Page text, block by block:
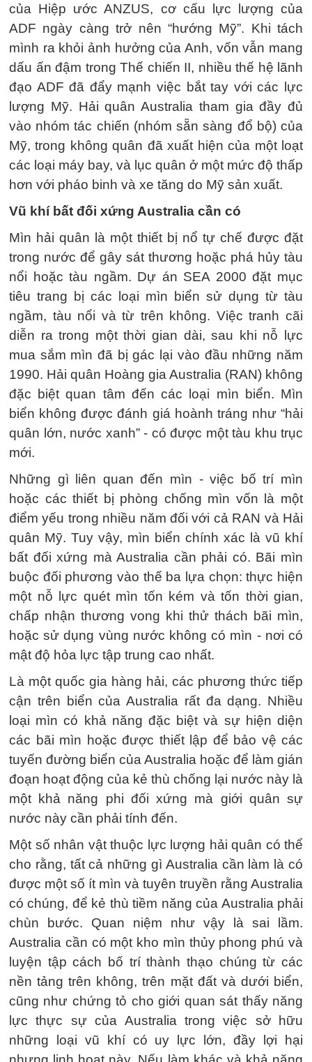
của Hiệp ước ANZUS, cơ cấu lực lượng của
ADF ngày càng trở nên “hướng Mỹ”. Khi tách
mình ra khỏi ảnh hưởng của Anh, vốn vẫn mang
dấu ấn đậm trong Thế chiến II, nhiều thế hệ lãnh
đạo ADF đã đẩy mạnh việc bắt tay với các lực
lượng Mỹ. Hải quân Australia tham gia đầy đủ
vào nhóm tác chiến (nhóm sẵn sàng đổ bộ) của
Mỹ, trong không quân đã xuất hiện của một loạt
các loại máy bay, và lục quân ở một mức độ thấp
hơn với pháo binh và xe tăng do Mỹ sản xuất.
Vũ khí bất đối xứng Australia cần có
Mìn hải quân là một thiết bị nổ tự chế được đặt
trong nước để gây sát thương hoặc phá hủy tàu
nổi hoặc tàu ngầm. Dự án SEA 2000 đặt mục
tiêu trang bị các loại mìn biển sử dụng từ tàu
ngầm, tàu nổi và từ trên không. Việc tranh cãi
diễn ra trong một thời gian dài, sau khi nỗ lực
mua sắm mìn đã bị gác lại vào đầu những năm
1990. Hải quân Hoàng gia Australia (RAN) không
đặc biệt quan tâm đến các loại mìn biển. Mìn
biển không được đánh giá hoành tráng như “hải
quân lớn, nước xanh” - có được một tàu khu trục
mới.
Những gì liên quan đến mìn - việc bố trí mìn
hoặc các thiết bị phòng chống mìn vốn là một
điểm yếu trong nhiều năm đối với cả RAN và Hải
quân Mỹ. Tuy vậy, mìn biển chính xác là vũ khí
bất đối xứng mà Australia cần phải có. Bãi mìn
buộc đối phương vào thế ba lựa chọn: thực hiện
một nỗ lực quét mìn tốn kém và tốn thời gian,
chấp nhận thương vong khi thử thách bãi mìn,
hoặc sử dụng vùng nước không có mìn - nơi có
mật độ hỏa lực tập trung cao nhất.
Là một quốc gia hàng hải, các phương thức tiếp
cận trên biển của Australia rất đa dạng. Nhiều
loại mìn có khả năng đặc biệt và sự hiện diện
các bãi mìn hoặc được thiết lập để bảo vệ các
tuyến đường biển của Australia hoặc để làm gián
đoạn hoạt động của kẻ thù chống lại nước này là
một khả năng phi đối xứng mà giới quân sự
nước này cần phải tính đến.
Một số nhân vật thuộc lực lượng hải quân có thể
cho rằng, tất cả những gì Australia cần làm là có
được một số ít mìn và tuyên truyền rằng Australia
có chúng, để kẻ thù tiềm năng của Australia phải
chùn bước. Quan niệm như vậy là sai lầm.
Australia cần có một kho mìn thủy phong phú và
luyện tập cách bố trí thành thạo chúng từ các
nền tảng trên không, trên mặt đất và dưới biển,
cũng như chứng tỏ cho giới quan sát thấy năng
lực thực sự của Australia trong việc sở hữu
những loại vũ khí có uy lực lớn, đầy lợi hại